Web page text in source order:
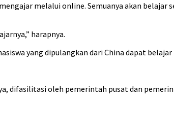
melalui online. Semuanya akan belajar
harapnya.
yang dipulangkan dari China dapat
difasilitasi oleh pemerintah pusat dan